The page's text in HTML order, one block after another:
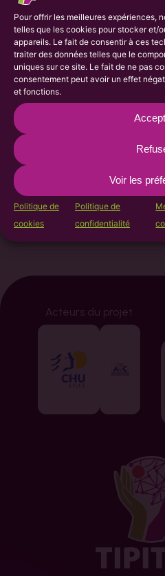
Pour offrir les meilleures expériences,
telles que les cookies pour stocker et/
appareils. Le fait de consentir à ces
traiter des données telles que le
uniques sur ce site. Le fait de ne pas
consentement peut avoir un effet
et fonctions.
Voir les
Politique de
cookies
Politique de
confidentialité
NEWSLETTER
ENTRETIEN AVEC LE
RAPOSO
Acteurs du projet